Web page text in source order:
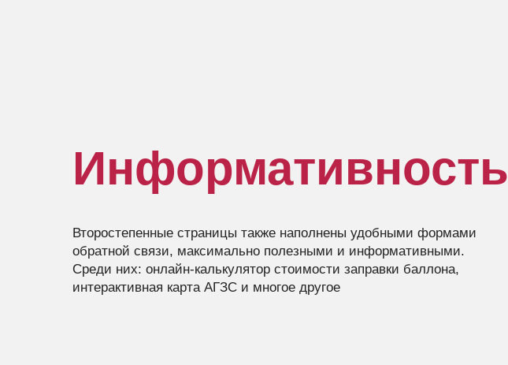
Информативность
Второстепенные страницы также наполнены удобными формами
обратной связи, максимально полезными и информативными.
Среди них: онлайн-калькулятор стоимости заправки баллона,
интерактивная карта АГЗС и многое другое